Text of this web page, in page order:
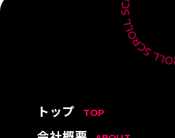
トップ TOP